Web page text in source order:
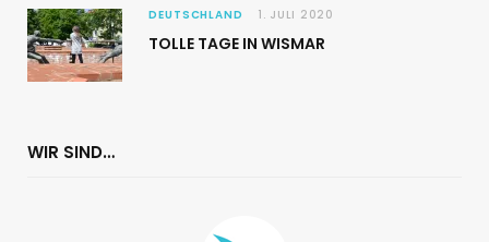
DEUTSCHLAND 1. JULI 2020
TOLLE TAGE IN WISMAR
WIR SIND…